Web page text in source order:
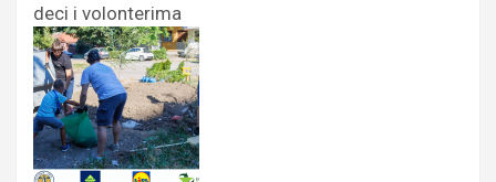
deci i volonterima